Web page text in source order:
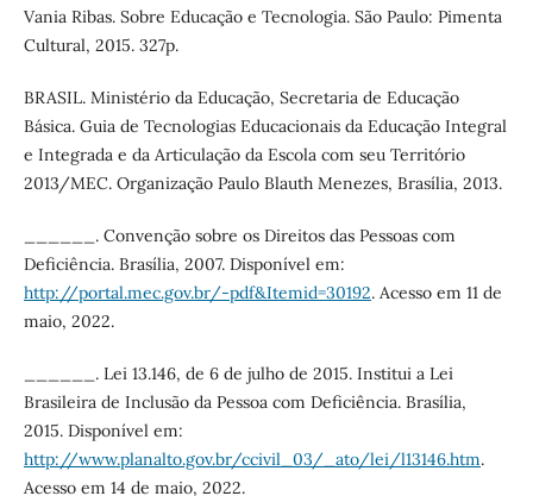
Vania Ribas. Sobre Educação e Tecnologia. São Paulo: Pimenta
Cultural, 2015. 327p.
BRASIL. Ministério da Educação, Secretaria de Educação
Básica. Guia de Tecnologias Educacionais da Educação Integral
e Integrada e da Articulação da Escola com seu Território
2013/MEC. Organização Paulo Blauth Menezes, Brasília, 2013.
______. Convenção sobre os Direitos das Pessoas com
Deficiência. Brasília, 2007. Disponível em:
http://portal.mec.gov.br/-pdf&Itemid=30192. Acesso em 11 de
maio, 2022.
______. Lei 13.146, de 6 de julho de 2015. Institui a Lei
Brasileira de Inclusão da Pessoa com Deficiência. Brasília,
2015. Disponível em:
http://www.planalto.gov.br/ccivil_03/_ato/lei/l13146.htm.
Acesso em 14 de maio, 2022.